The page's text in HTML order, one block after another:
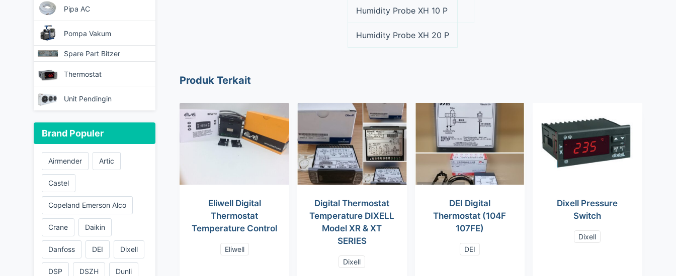
Humidity Probe XH 10 P
Humidity Probe XH 20 P
Produk Terkait
Eliwell Digital
Thermostat
Temperature Control
Eliwell
Digital Thermostat
Temperature DIXELL
Model XR & XT
SERIES
Dixell
DEI Digital
Thermostat (104F
107FE)
DEI
Dixell Pressure
Switch
Dixell
Pipa AC
Pompa Vakum
Spare Part Bitzer
Thermostat
Unit Pendingin
Brand Populer
Airmender Artic
Castel
Copeland Emerson Alco
Crane Daikin
Danfoss DEI Dixell
DSP DSZH Dunli